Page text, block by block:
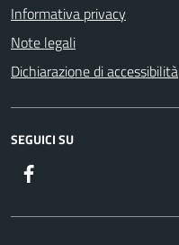
Informativa privacy
Note legali
Dichiarazione di accessibilità
SEGUICI SU